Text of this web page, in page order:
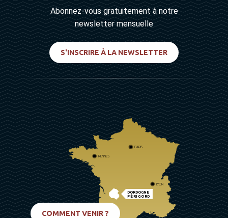
Abonnez-vous gratuitement à notre
newsletter mensuelle
S'INSCRIRE À LA NEWSLETTER
DORDOGNE
PÉRIGORD
PARIS
RENNES
LYON
COMMENT VENIR ?